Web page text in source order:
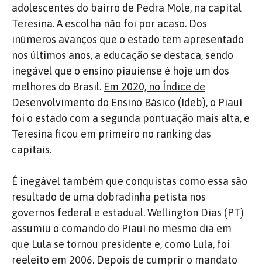
adolescentes do bairro de Pedra Mole, na capital
Teresina. A escolha não foi por acaso. Dos
inúmeros avanços que o estado tem apresentado
nos últimos anos, a educação se destaca, sendo
inegável que o ensino piauiense é hoje um dos
melhores do Brasil. Em 2020, no Índice de
Desenvolvimento do Ensino Básico (Ideb), o Piauí
foi o estado com a segunda pontuação mais alta, e
Teresina ficou em primeiro no ranking das
capitais.
É inegável também que conquistas como essa são
resultado de uma dobradinha petista nos
governos federal e estadual. Wellington Dias (PT)
assumiu o comando do Piauí no mesmo dia em
que Lula se tornou presidente e, como Lula, foi
reeleito em 2006. Depois de cumprir o mandato